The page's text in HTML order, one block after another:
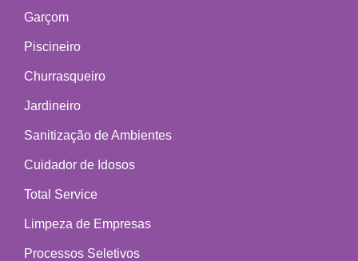
Garçom
Piscineiro
Churrasqueiro
Jardineiro
Sanitização de Ambientes
Cuidador de Idosos
Total Service
Limpeza de Empresas
Processos Seletivos